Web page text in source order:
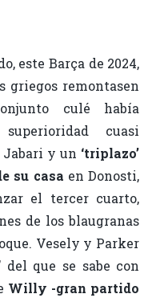
este Barça de 2024,
griegos remontasen
culé había
cuasi
Jabari y un ‘triplazo’
su casa en Donosti,
el tercer cuarto,
de los blaugranas
Vesely y Parker
del que se sabe con
Willy -gran partido